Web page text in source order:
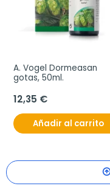
A. Vogel Dormeasan
gotas, 50ml.
12,35 €
Añadir al carrito